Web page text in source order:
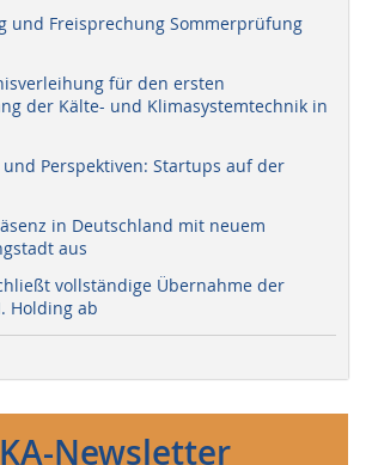
und Freisprechung Sommerprüfung
für den ersten
der Kälte- und Klimasystemtechnik in
Perspektiven: Startups auf der
in Deutschland mit neuem
aus
vollständige Übernahme der
Holding ab
Newsletter